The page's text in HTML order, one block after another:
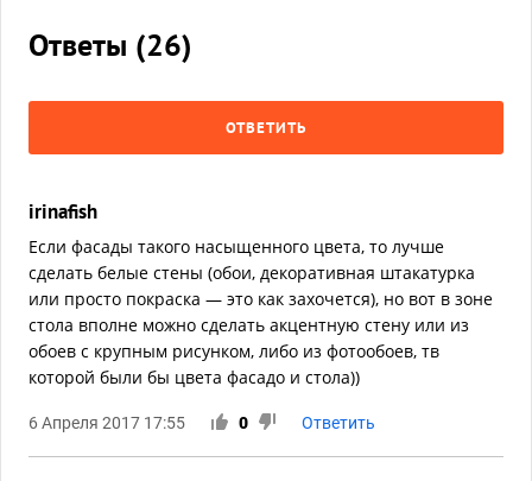
Ответы (26)
ОТВЕТИТЬ
irinafish
Если фасады такого насыщенного цвета, то лучше
сделать белые стены (обои, декоративная штакатурка
или просто покраска — это как захочется), но вот в зоне
стола вполне можно сделать акцентную стену или из
обоев с крупным рисунком, либо из фотообоев, тв
которой были бы цвета фасадо и стола))
6 Апреля 2017 17:55 0 Ответить